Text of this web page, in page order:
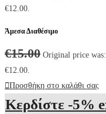
€12.00.
Άμεσα Διαθέσιμο
€15.00 Original price
€12.00.
Προσθήκη στο καλάθι σας
Κερδίστε -5%